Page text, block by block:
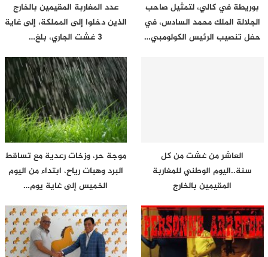
بوريطة في كالي، لتمثيل صاحب
الجلالة الملك محمد السادس، في
حفل تنصيب الرئيس الكولومبي…
عدد المغاربة المقيمين بالخارج
الذين دخلوا إلى المملكة، إلى غاية
3 غشت الجاري، بلغ…
العاشر من غشت من كل
سنة..اليوم الوطني للمغاربة
المقيمين بالخارج
موجة حر، وزخات رعدية مع تساقط
البرد وهبات رياح، ابتداء من اليوم
الخميس إلى غاية يوم…